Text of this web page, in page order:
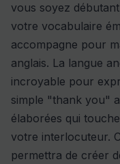
vous soyez
votre vocabulaire
accompagne pour
anglais. La langue
incroyable pour
simple "thank you"
élaborées qui
votre interlocuteur.
permettra de créer